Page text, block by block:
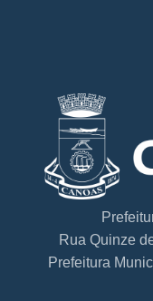
Rua Quinze
Prefeitura